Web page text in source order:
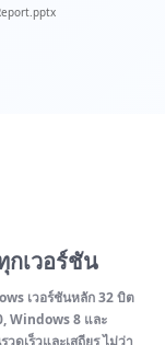
เวอร์ชัน
เวอร์ชันหลัก 32 บิต
Windows 8 และ
ดเร็วและเสถียร ไม่ว่า